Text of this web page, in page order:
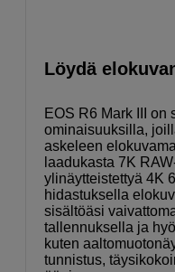
Löydä
EOS R6 Mark III on
ominaisuuksilla,
askeleen
laadukasta 7K
ylinäytteistettyä 4K
hidastuksella
sisältöäsi
tallennuksella ja
kuten
tunnistus,